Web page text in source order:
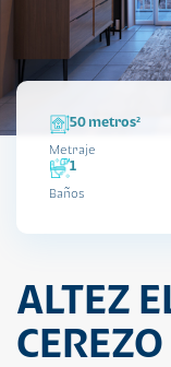
50 metros²
Metraje
1
Baños
ALTEZ
CEREZO